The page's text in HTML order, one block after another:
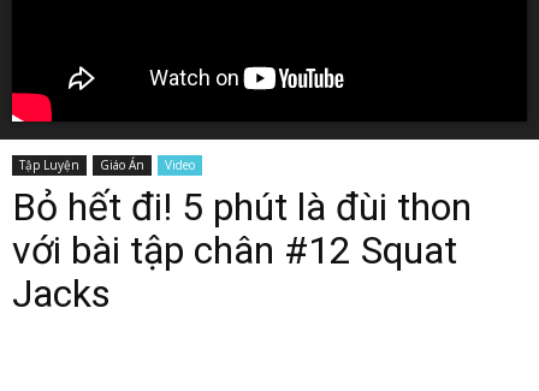
Tập Luyện Giáo Án Video
Bỏ hết đi! 5 phút là đùi thon
với bài tập chân #12 Squat
Jacks